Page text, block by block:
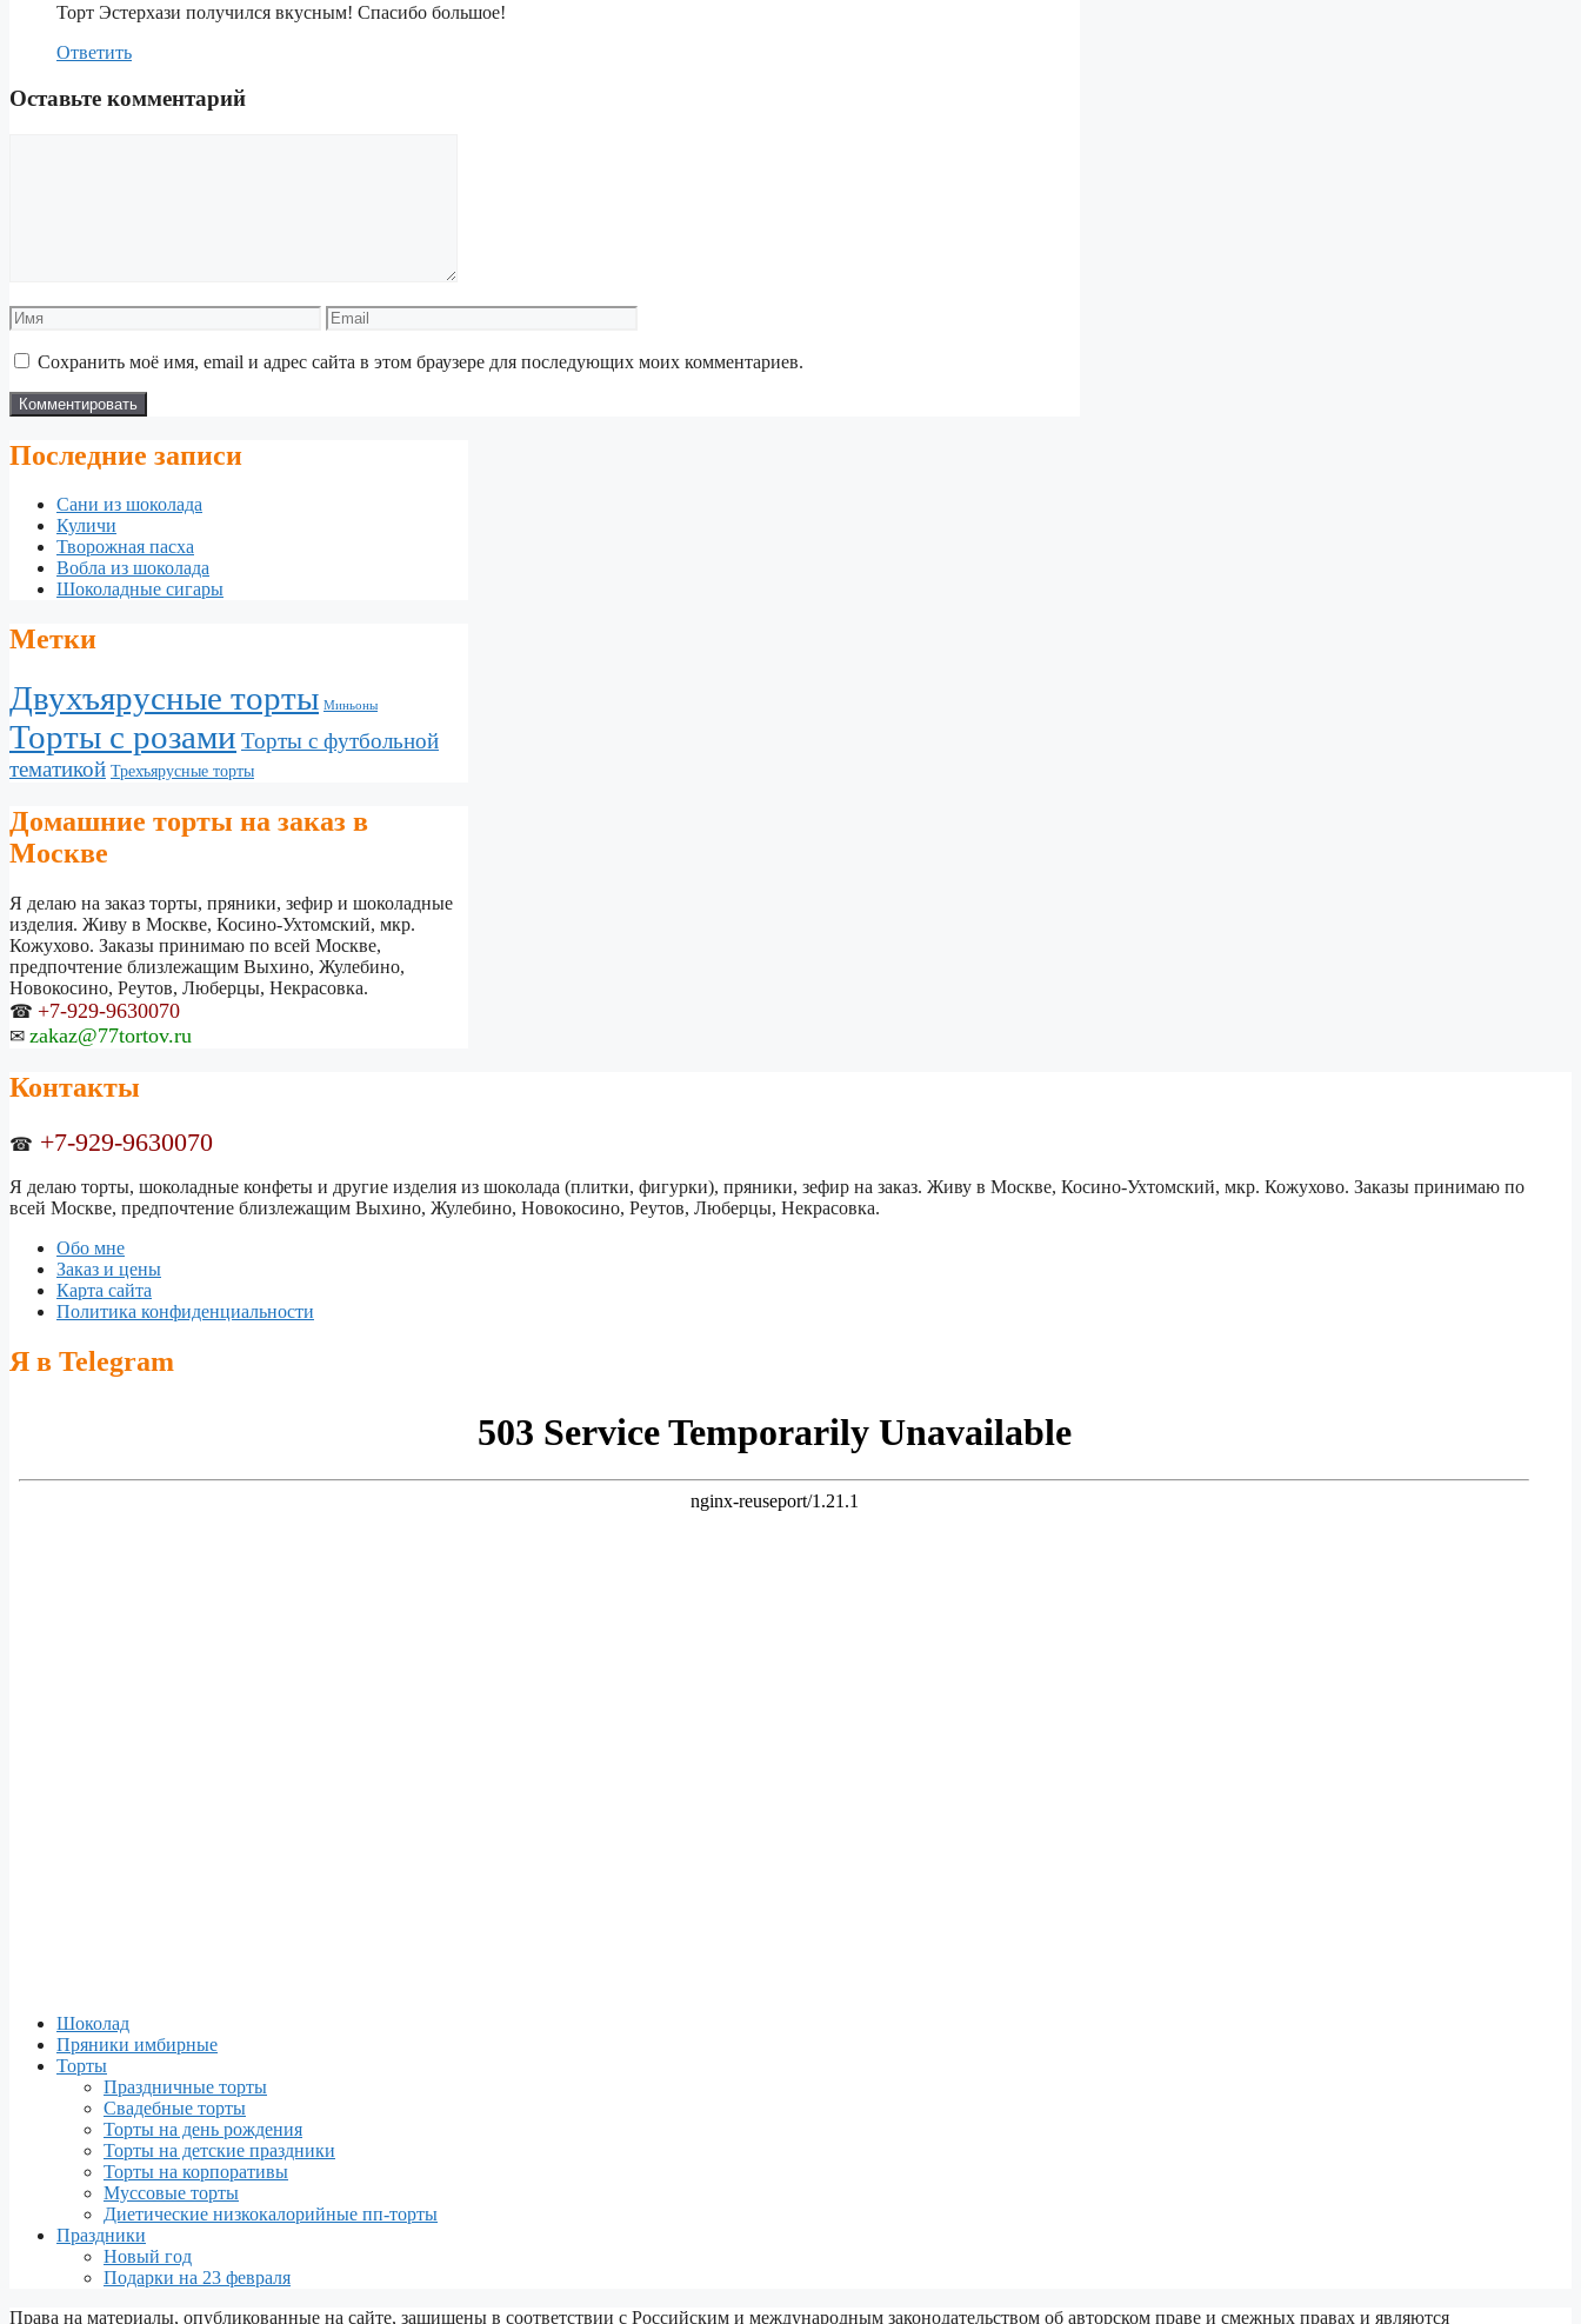
Торт Эстерхази получился вкусным! Спасибо большое!
Ответить
Оставьте комментарий
Имя Email
Сохранить моё имя, email и адрес сайта в этом браузере для последующих моих комментариев.
Последние записи
Сани из шоколада
Куличи
Творожная пасха
Вобла из шоколада
Шоколадные сигары
Метки
Двухъярусные торты Миньоны
Торты с розами Торты с футбольной
тематикой Трехъярусные торты
Домашние торты на заказ в
Москве
Я делаю на заказ торты, пряники, зефир и шоколадные
изделия. Живу в Москве, Косино-Ухтомский, мкр.
Кожухово. Заказы принимаю по всей Москве,
предпочтение близлежащим Выхино, Жулебино,
Новокосино, Реутов, Люберцы, Некрасовка.
☎ +7-929-9630070
✉ zakaz@77tortov.ru
Контакты
☎ +7-929-9630070
Я делаю торты, шоколадные конфеты и другие изделия из шоколада (плитки, фигурки), пряники, зефир на заказ. Живу в Москве, Косино-Ухтомский, мкр. Кожухово. Заказы принимаю по
всей Москве, предпочтение близлежащим Выхино, Жулебино, Новокосино, Реутов, Люберцы, Некрасовка.
Обо мне
Заказ и цены
Карта сайта
Политика конфиденциальности
Я в Telegram
Шоколад
Пряники имбирные
Торты
Праздничные торты
Свадебные торты
Торты на день рождения
Торты на детские праздники
Торты на корпоративы
Муссовые торты
Диетические низкокалорийные пп-торты
Праздники
Новый год
Подарки на 23 февраля
Права на материалы, опубликованные на сайте, защищены в соответствии с Российским и международным законодательством об авторском праве и смежных правах и являются